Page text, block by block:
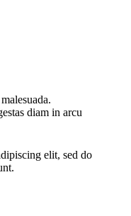
diam in arcu
elit, sed do